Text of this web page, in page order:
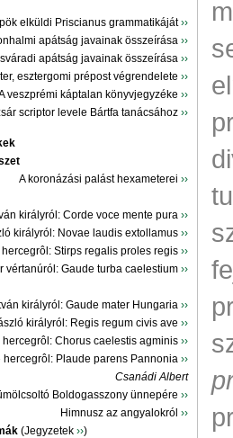
elküldi Priscianus grammatikáját››
apátság javainak összeírása ››
apátság javainak összeírása ››
esztergomi prépost végrendelete ››
veszprémi káptalan könyvjegyzéke ››
scriptor levele Bártfa tanácsához ››
A koronázási palást hexameterei ››
királyról: Corde voce mente pura ››
királyról: Novae laudis extollamus ››
hercegrôl: Stirps regalis proles regis ››
vértanúról: Gaude turba caelestium ››
királyról: Gaude mater Hungaria ››
királyról: Regis regum civis ave ››
hercegrôl: Chorus caelestis agminis ››
hercegrôl: Plaude parens Pannonia ››
Csanádi Albert
Boldogasszony ünnepére ››
Himnusz az angyalokról ››
(Jegyzetek ››)